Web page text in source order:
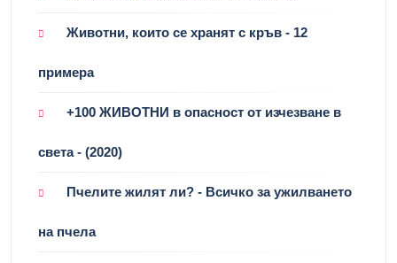
Животни, които се хранят с кръв - 12
примера
+100 ЖИВОТНИ в опасност от изчезване в
света - (2020)
Пчелите жилят ли? - Всичко за ужилването
на пчела